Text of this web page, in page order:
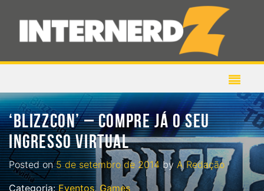
‘BLIZZCON’ – COMPRE JÁ O SEU
INGRESSO VIRTUAL
Posted on5 de setembro de 2014by A Redação
Categoria:Eventos, Games